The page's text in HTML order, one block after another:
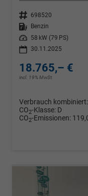
Fahrzeugnr. 698520
Kraftstoff
Benzin
Leistung
58 kW (79 PS)
30.11.2025
18.765,– €
incl. 19% MwSt.
Verbrauch kombiniert:
CO2-Klasse: D
CO2-Emissionen: